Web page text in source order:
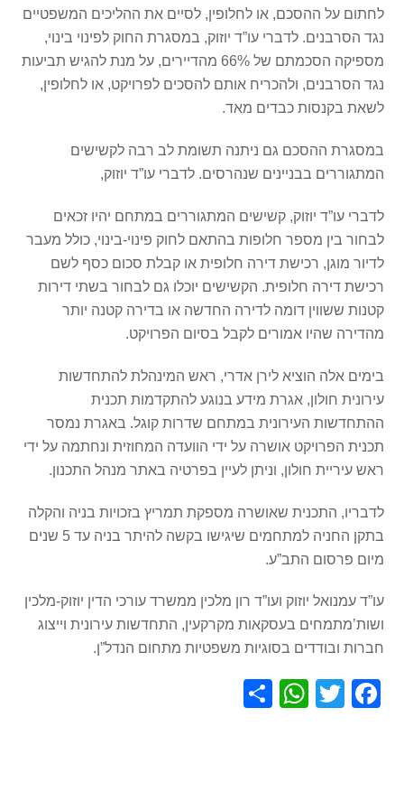
לחתום על ההסכם, או לחלופין, לסיים את ההליכים המשפטיים
נגד הסרבנים. לדברי עו”ד יוזוק, במסגרת החוק לפינוי בינוי,
מספיקה הסכמתם של 66% מהדיירים, על מנת להגיש תביעות
נגד הסרבנים, ולהכריח אותם להסכים לפרויקט, או לחלופין,
לשאת בקנסות כבדים מאד.
במסגרת ההסכם גם ניתנה תשומת לב רבה לקשישים
המתגוררים בבניינים שנהרסים. לדברי עו”ד יוזוק,
לדברי עו”ד יוזוק, קשישים המתגוררים במתחם יהיו זכאים
לבחור בין מספר חלופות בהתאם לחוק פינוי-בינוי, כולל מעבר
לדיור מוגן, רכישת דירה חלופית או קבלת סכום כסף לשם
רכישת דירה חלופית. הקשישים יוכלו גם לבחור בשתי דירות
קטנות ששווין דומה לדירה החדשה או בדירה קטנה יותר
מהדירה שהיו אמורים לקבל בסיום הפרויקט.
בימים אלה הוציא לירן אדרי, ראש המינהלת להתחדשות
עירונית חולון, אגרת מידע בנוגע להתקדמות תכנית
ההתחדשות העירונית במתחם שדרות קוגל. באגרת נמסר
תכנית הפרויקט אושרה על ידי הוועדה המחוזית ונחתמה על ידי
ראש עיריית חולון, וניתן לעיין בפרטיה באתר מנהל התכנון.
לדבריו, התכנית שאושרה מספקת תמריץ בזכויות בניה והקלה
בתקן החניה למתחמים שיגישו בקשה להיתר בניה עד 5 שנים
מיום פרסום התב”ע.
עו”ד עמנואל יוזוק ועו”ד רון מלכין ממשרד עורכי הדין יוזוק-מלכין
ושות’מתמחים בעסקאות מקרקעין, התחדשות עירונית וייצוג
חברות ובודדים בסוגיות משפטיות מתחום הנדל”ן.
F
T
W